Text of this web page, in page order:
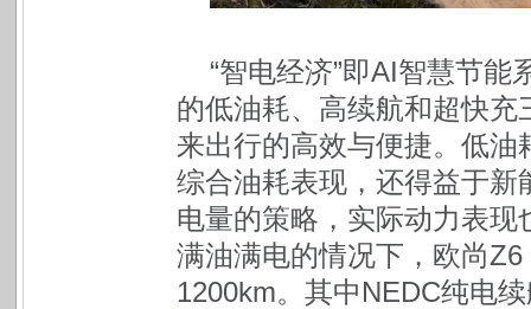
“智电经济”即AI智慧节
的低油耗、高续航和超快
来出行的高效与便捷。低
综合油耗表现，还得益于
电量的策略，实际动力表
满油满电的情况下，欧尚
1200km。其中NEDC纯电